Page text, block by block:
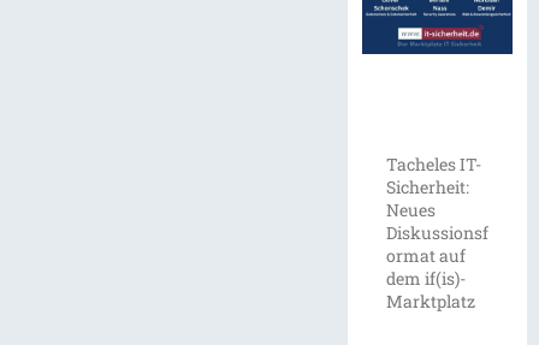
Tacheles IT-
Sicherheit:
Neues
Diskussionsf
ormat auf
dem if(is)-
Marktplatz